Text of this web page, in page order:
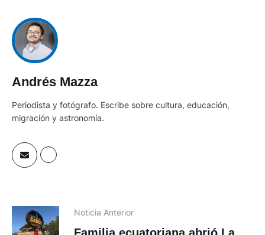
Andrés Mazza
Periodista y fotógrafo. Escribe sobre cultura, educación,
migración y astronomía.
Noticia Anterior